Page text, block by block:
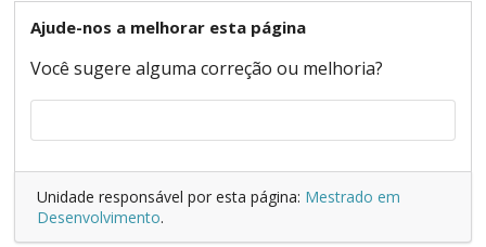
Ajude-nos a melhorar esta página
Você sugere alguma correção ou melhoria?
Unidade responsável por esta página: Mestrado em
Desenvolvimento.